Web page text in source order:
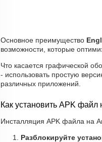
Основное преимущество
возможности, которые
Что касается графической
- использовать простую
различных приложений.
Как установить APK файл
Инсталляция APK файла на
Разблокируйте